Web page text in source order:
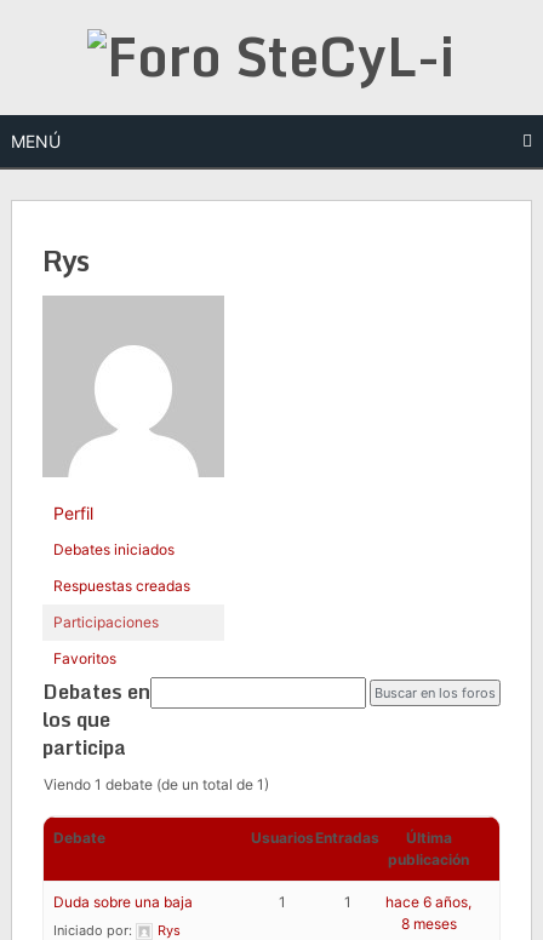
MENÚ
Rys
Perfil
Debates iniciados
Respuestas creadas
Participaciones
Favoritos
Debates en
los que
participa
Viendo 1 debate (de un total de 1)
Debate Usuarios Entradas
Última
publicación
Duda sobre una baja
Iniciado por:
Rys
1 1
hace 6 años,
8 meses